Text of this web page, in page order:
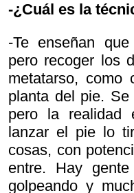
-¿Cuál es la
-Te enseñan
pero recoger los
metatarso, como
planta del pie.
pero la realidad
lanzar el pie lo
cosas, con
entre. Hay
golpeando y